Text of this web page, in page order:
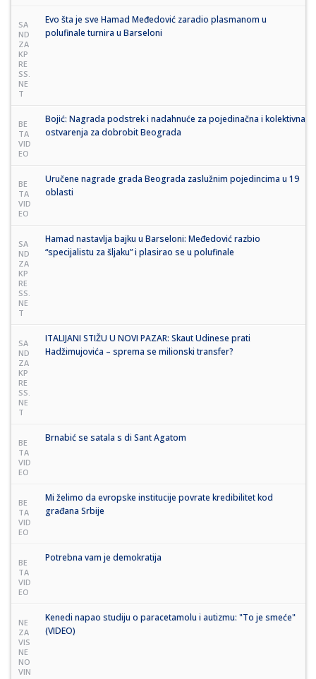
SA
ND
ZA
KP
RE
SS.
NE
T
Evo šta je sve Hamad Međedović zaradio plasmanom u
polufinale turnira u Barseloni
BE
TA
VID
EO
Bojić: Nagrada podstrek i nadahnuće za pojedinačna i kolektivna
ostvarenja za dobrobit Beograda
BE
TA
VID
EO
Uručene nagrade grada Beograda zaslužnim pojedincima u 19
oblasti
SA
ND
ZA
KP
RE
SS.
NE
T
Hamad nastavlja bajku u Barseloni: Međedović razbio
“specijalistu za šljaku” i plasirao se u polufinale
SA
ND
ZA
KP
RE
SS.
NE
T
ITALIJANI STIŽU U NOVI PAZAR: Skaut Udinese prati
Hadžimujovića – sprema se milionski transfer?
BE
TA
VID
EO
Brnabić se satala s di Sant Agatom
BE
TA
VID
EO
Mi želimo da evropske institucije povrate kredibilitet kod
građana Srbije
BE
TA
VID
EO
Potrebna vam je demokratija
NE
ZA
VIS
NE
NO
VIN
Kenedi napao studiju o paracetamolu i autizmu: "To je smeće"
(VIDEO)